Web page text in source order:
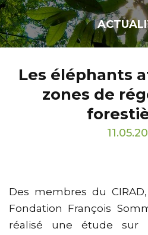
Les éléphants
zones de
Des membres du
Fondation François
réalisé une étude sur